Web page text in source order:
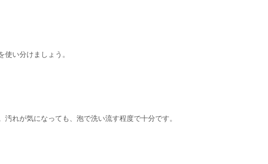
い分けましょう。
れが気になっても、泡で洗い流す程度で十分です。